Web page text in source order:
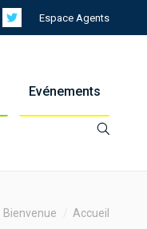
Espace Agents
Evénements
Bienvenue Accueil